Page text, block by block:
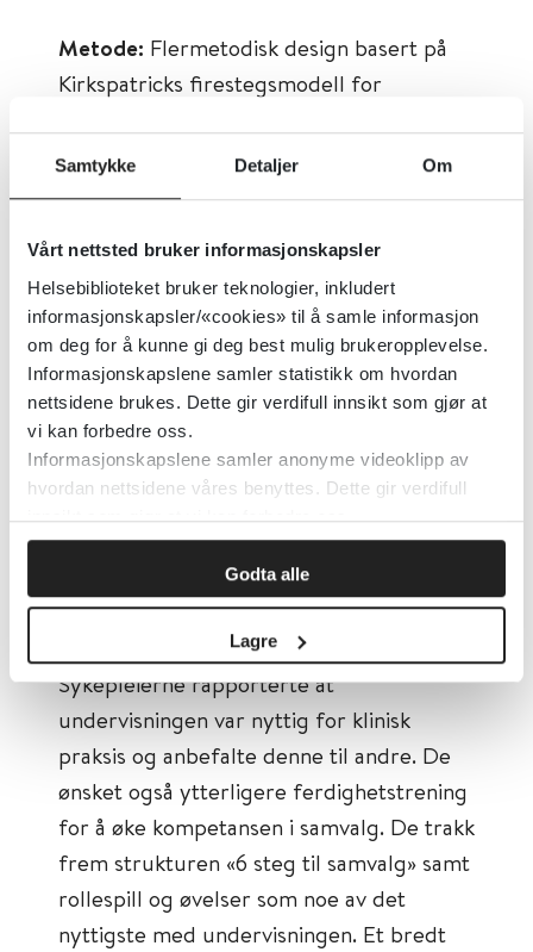
Samtykke Detaljer Om
Vårt nettsted bruker informasjonskapsler
Helsebiblioteket bruker teknologier, inkludert
informasjonskapsler/«cookies» til å samle informasjon
om deg for å kunne gi deg best mulig brukeropplevelse.
Informasjonskapslene samler statistikk om hvordan
nettsidene brukes. Dette gir verdifull innsikt som gjør at
vi kan forbedre oss.
Informasjonskapslene samler anonyme videoklipp av
hvordan nettsidene våres benyttes. Dette gir verdifull
innsikt som gjør at vi kan forbedre oss.
Godta alle
Lagre
Metode: Flermetodisk design basert på
Kirkspatricks firestegsmodell for
rapporterer på de første to nivåene –
studentene reagerte på og lærte av
undervisningen. Kvantitative data ble
analysert ved å benytte beskrivende
statistikk, mens vi analyserte
fritekstspørsmål ved å bruke kvalitativ
innholdsanalyse.
Resultat:Åttito sykepleiere som tok en
master- og/eller videreutdanning i
kreftsykepleie og nefrologisk sykepleie,
deltok på undervisningen, og 76
samtykket til å delta i studien.
Sykepleierne rapporterte at
undervisningen var nyttig for klinisk
praksis og anbefalte denne til andre. De
ønsket også ytterligere ferdighetstrening
for å øke kompetansen i samvalg. De trakk
frem strukturen «6 steg til samvalg» samt
rollespill og øvelser som noe av det
nyttigste med undervisningen. Et bredt